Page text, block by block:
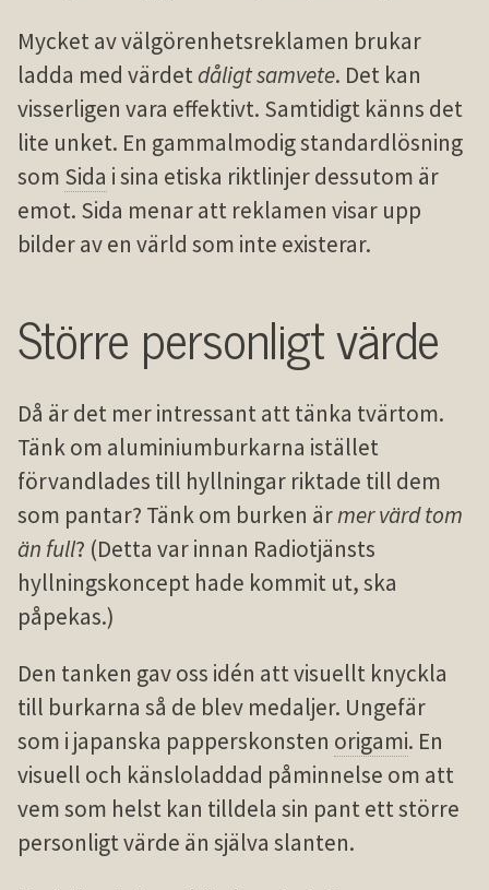
Mycket av välgörenhetsreklamen brukar
ladda med värdetdåligt samvete. Det kan
visserligen vara effektivt. Samtidigt känns det
lite unket. En gammalmodig standardlösning
som Sida i sina etiska riktlinjer dessutom är
emot. Sida menar att reklamen visar upp
bilder av en värld som inte existerar.
Större personligt värde
Då är det mer intressant att tänka tvärtom.
Tänk om aluminium­burkarna istället
förvandlades till hyllningar riktade till dem
som pantar? Tänk om burken ärmer värd tom
än full? (Detta var innan Radiotjänsts
hyllnings­koncept hade kommit ut, ska
påpekas.)
Den tanken gav oss idén att visuellt knyckla
till burkarna så de blev medaljer. Ungefär
som i japanska papperskonsten origami. En
visuell och känsloladdad påminnelse om att
vem som helst kan tilldela sin pant ett större
personligt värde än själva slanten.